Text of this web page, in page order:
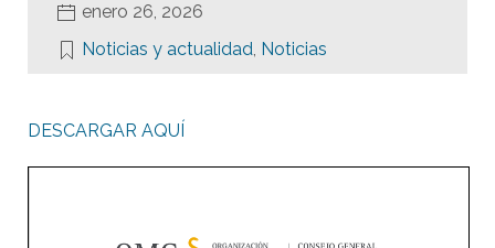
enero 26, 2026
Noticias y actualidad, Noticias
DESCARGAR AQUÍ